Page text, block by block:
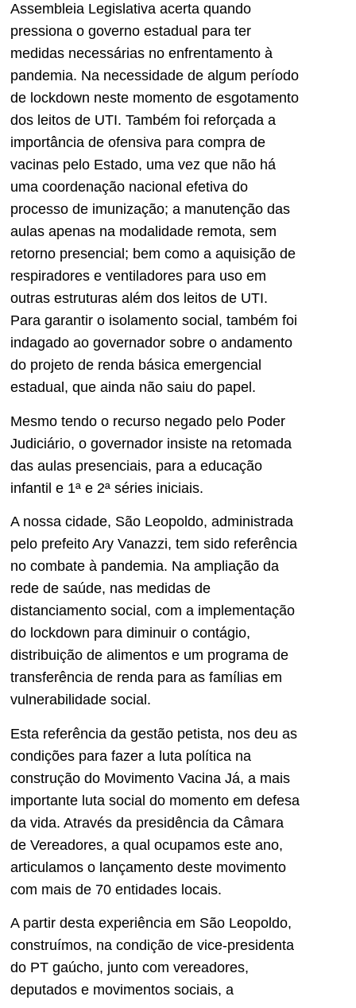
Assembleia Legislativa acerta quando
pressiona o governo estadual para ter
medidas necessárias no enfrentamento à
pandemia. Na necessidade de algum período
de lockdown neste momento de esgotamento
dos leitos de UTI. Também foi reforçada a
importância de ofensiva para compra de
vacinas pelo Estado, uma vez que não há
uma coordenação nacional efetiva do
processo de imunização; a manutenção das
aulas apenas na modalidade remota, sem
retorno presencial; bem como a aquisição de
respiradores e ventiladores para uso em
outras estruturas além dos leitos de UTI.
Para garantir o isolamento social, também foi
indagado ao governador sobre o andamento
do projeto de renda básica emergencial
estadual, que ainda não saiu do papel.
Mesmo tendo o recurso negado pelo Poder
Judiciário, o governador insiste na retomada
das aulas presenciais, para a educação
infantil e 1ª e 2ª séries iniciais.
A nossa cidade, São Leopoldo, administrada
pelo prefeito Ary Vanazzi, tem sido referência
no combate à pandemia. Na ampliação da
rede de saúde, nas medidas de
distanciamento social, com a implementação
do lockdown para diminuir o contágio,
distribuição de alimentos e um programa de
transferência de renda para as famílias em
vulnerabilidade social.
Esta referência da gestão petista, nos deu as
condições para fazer a luta política na
construção do Movimento Vacina Já, a mais
importante luta social do momento em defesa
da vida. Através da presidência da Câmara
de Vereadores, a qual ocupamos este ano,
articulamos o lançamento deste movimento
com mais de 70 entidades locais.
A partir desta experiência em São Leopoldo,
construímos, na condição de vice-presidenta
do PT gaúcho, junto com vereadores,
deputados e movimentos sociais, a